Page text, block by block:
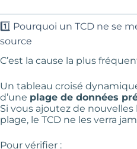
1️⃣ Pourquoi un TCD ne se
source
C’est la cause la plus
Un tableau croisé
d’une plage de données
Si vous ajoutez de nouvelles
plage, le TCD ne les verra
Pour vérifier :